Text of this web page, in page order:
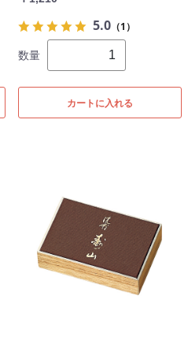
5.0 （1）
数量
カートに入れる